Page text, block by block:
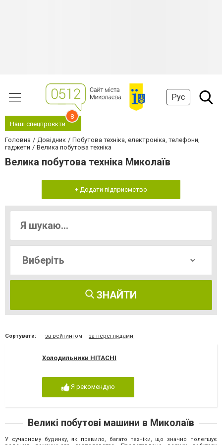
Рус
Наші спецпроєкти
8
Головна Довідник
Побутова техніка, електроніка, телефони,
гаджети
Велика побутова техніка
Велика побутова техніка Миколаїв
+ Додати підприємство
ЗНАЙТИ
Сортувати: за рейтингом за переглядами
Холодильники HITACHI
Я рекомендую
Великі побутові машини в Миколаїв
У сучасному будинку, як правило, багато техніки, що значно полегшує